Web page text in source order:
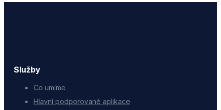
Služby
Co umíme
Hlavní podporované aplikace